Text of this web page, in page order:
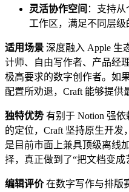
灵活协作空间 ：支持
工作区，满足不同层级
适用场景 深度融入 Apple 生
计师、自由写作者、产品经
极高要求的数字创作者。如
配置所劝退，Craft 能够提供
独特优势 有别于 Notion 强
的定位，Craft 坚持原生开发
是目前市面上兼具顶级离线
择，真正做到了“把文档变成
编辑评价在数字写作与排版